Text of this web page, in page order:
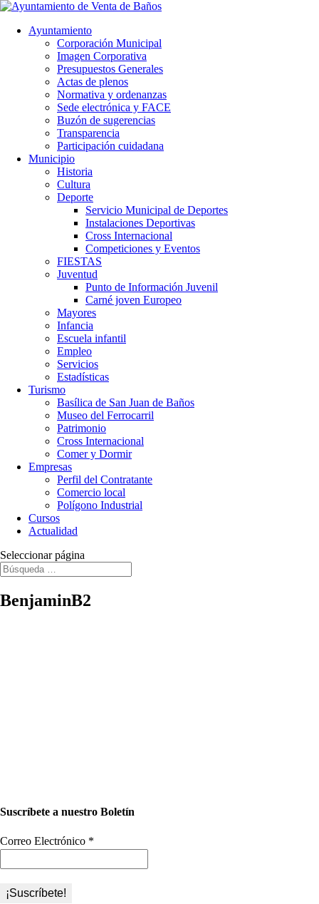
Ayuntamiento
Corporación Municipal
Imagen Corporativa
Presupuestos Generales
Actas de plenos
Normativa y ordenanzas
Sede electrónica y FACE
Buzón de sugerencias
Transparencia
Participación cuidadana
Municipio
Historia
Cultura
Deporte
Servicio Municipal de Deportes
Instalaciones Deportivas
Cross Internacional
Competiciones y Eventos
FIESTAS
Juventud
Punto de Información Juvenil
Carné joven Europeo
Mayores
Infancia
Escuela infantil
Empleo
Servicios
Estadísticas
Turismo
Basílica de San Juan de Baños
Museo del Ferrocarril
Patrimonio
Cross Internacional
Comer y Dormir
Empresas
Perfil del Contratante
Comercio local
Polígono Industrial
Cursos
Actualidad
Seleccionar página
BenjaminB2
Suscríbete a nuestro Boletín
Correo Electrónico *